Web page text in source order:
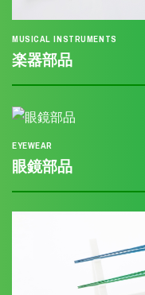
MUSICAL INSTRUMENTS
楽器部品
EYEWEAR
眼鏡部品